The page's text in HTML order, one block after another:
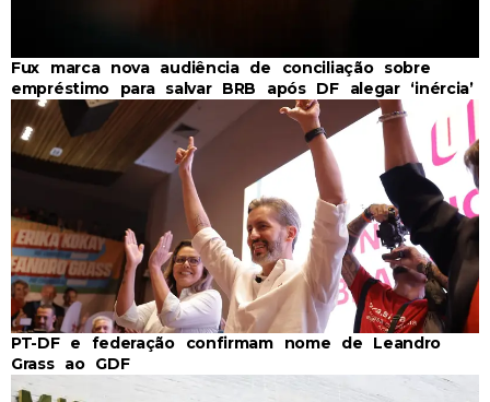
Fux marca nova audiência de conciliação sobre
empréstimo para salvar BRB após DF alegar ‘inércia’
PT-DF e federação confirmam nome de Leandro
Grass ao GDF